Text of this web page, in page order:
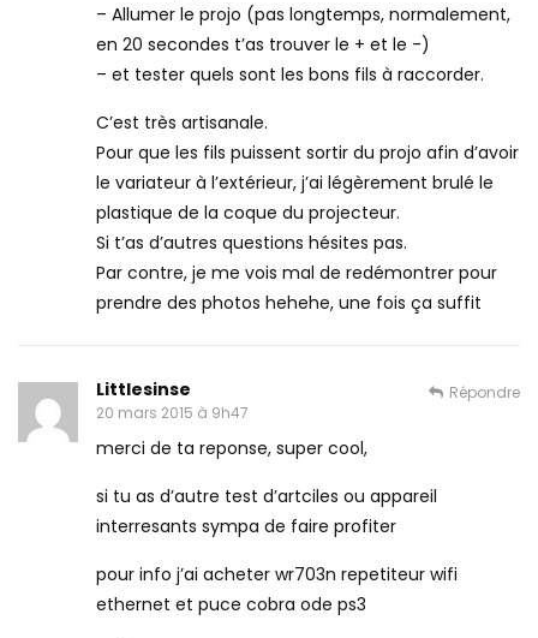
– Allumer le projo (pas longtemps, normalement,
en 20 secondes t’as trouver le + et le -)
– et tester quels sont les bons fils à raccorder.
C’est très artisanale.
Pour que les fils puissent sortir du projo afin d’avoir
le variateur à l’extérieur, j’ai légèrement brulé le
plastique de la coque du projecteur.
Si t’as d’autres questions hésites pas.
Par contre, je me vois mal de redémontrer pour
prendre des photos hehehe, une fois ça suffit
Littlesinse
20 mars 2015 à 9h47
merci de ta reponse, super cool,
si tu as d’autre test d’artciles ou appareil
interresants sympa de faire profiter
pour info j’ai acheter wr703n repetiteur wifi
ethernet et puce cobra ode ps3
Répondre